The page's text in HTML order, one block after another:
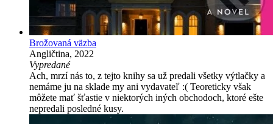
Brožovaná väzba
Angličtina, 2022
Vypredané
Ach, mrzí nás to, z tejto knihy sa už predali všetky výtlačky a
nemáme ju na sklade my ani vydavateľ :( Teoreticky však
môžete mať šťastie v niektorých iných obchodoch, ktoré ešte
nepredali posledné kusy.